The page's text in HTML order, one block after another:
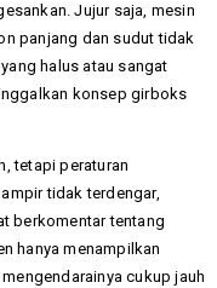
Jujur saja, mesin
panjang dan sudut tidak
halus atau sangat
konsep girboks
tetapi peraturan
tidak terdengar,
berkomentar tentang
hanya menampilkan
cukup jauh